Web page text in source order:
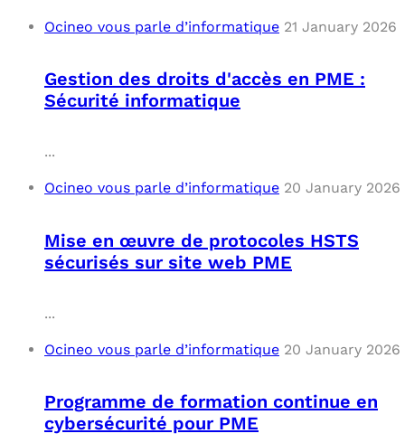
Ocineo vous parle d’informatique 21 January 2026
Gestion des droits d'accès en PME :
Sécurité informatique
...
Ocineo vous parle d’informatique 20 January 2026
Mise en œuvre de protocoles HSTS
sécurisés sur site web PME
...
Ocineo vous parle d’informatique 20 January 2026
Programme de formation continue en
cybersécurité pour PME